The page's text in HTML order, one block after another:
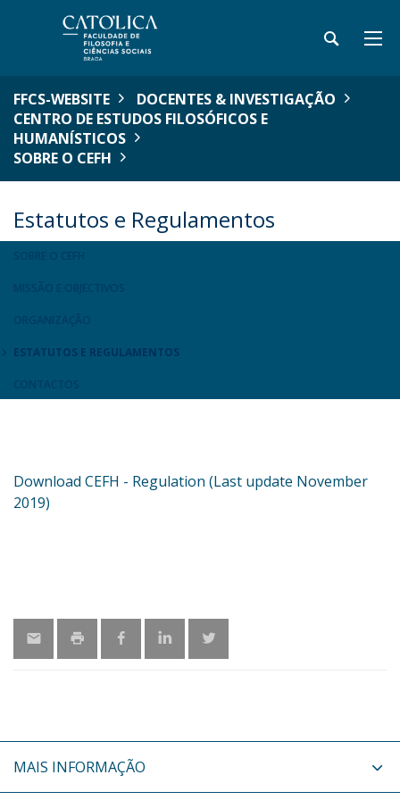
FFCS-WEBSITE
DOCENTES & INVESTIGAÇÃO
CENTRO DE ESTUDOS FILOSÓFICOS E
HUMANÍSTICOS
SOBRE O CEFH
Estatutos e Regulamentos
ESTATUTOS E REGULAMENTOS
Download CEFH - Regulation (Last update November
2019)
MAIS INFORMAÇÃO